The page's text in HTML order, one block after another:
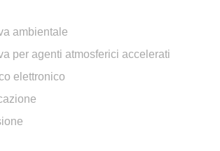
ambientale
per agenti atmosferici accelerati
elettronico